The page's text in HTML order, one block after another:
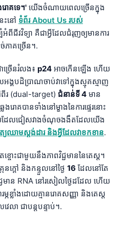
រោគទេ។' យើងចំណាយពេលច្រើនក្នុង
ះនៅ ទំព័រ About Us របស់
ពីជីវវិទ្យា គឺជាអ្វីដែលជំរុញឲ្យមានការ
ភាគច្រើន។.
ច្រើនរំលង៖ p24 អាចកើនឡើង ហើយ
ង្គបដិប្រាណចាប់វាទៅក្នុងស្មុគស្មាញ
ពីរ (dual-target) ជំនាន់ទី 4 មាន
លងរោគបានទាំងនៅម្ខាងនៃការផ្ទេរនោះ
យដែលជៀសវាងចំណុចងងឹតដែលយើង
យឈាមស្តង់ដារ និងអ្វីដែលវាខកខាន.
ចោះជាមួយនឹងភាពវិជ្ជមាននៃតេស្ត។
ក្តៅ និងកន្ទួលនៅថ្ងៃ 16 ដែលនៅតែ
ជមាន RNA នៅរសៀលថ្ងៃដដែល ហើយ
ភខ្លាំងដោយគ្មានរោគសញ្ញា និងតេស្ត
េលា ជាបន្តបន្ទាប់។.